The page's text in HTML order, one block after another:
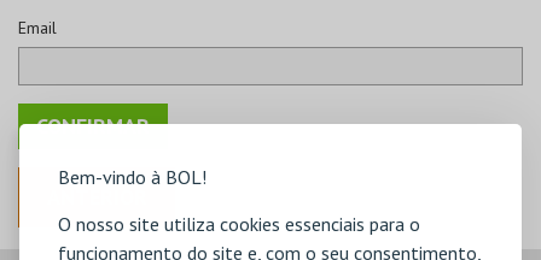
Bem-vindo à BOL!
O nosso site utiliza cookies essenciais para o
funcionamento do site e, com o seu consentimento,
PRODUTOS
Email